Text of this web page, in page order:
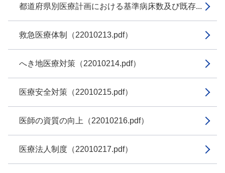
都道府県別医療計画における基準病床数及び既存...
救急医療体制（22010213.pdf）
へき地医療対策（22010214.pdf）
医療安全対策（22010215.pdf）
医師の資質の向上（22010216.pdf）
医療法人制度（22010217.pdf）